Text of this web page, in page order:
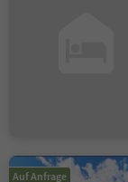
Auf Anfrage